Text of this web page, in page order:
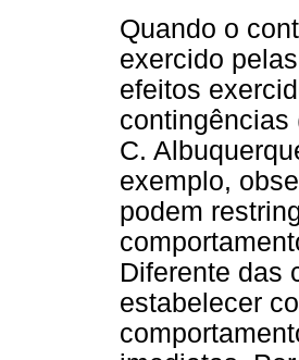
Quando o
exercido
efeitos
contingências
C.
exemplo,
podem
Diferente das
estabelecer